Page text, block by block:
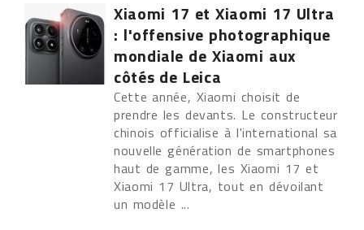
Xiaomi 17 et Xiaomi 17 Ultra
: l'offensive photographique
mondiale de Xiaomi aux
côtés de Leica
Cette année, Xiaomi choisit de
prendre les devants. Le constructeur
chinois officialise à l'international sa
nouvelle génération de smartphones
haut de gamme, les Xiaomi 17 et
Xiaomi 17 Ultra, tout en dévoilant
un modèle ...